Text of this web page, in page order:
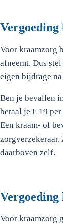
Voor kraamzorg
afneemt. Dus
eigen bijdrage
Ben je bevallen
betaal je € 19
Een kraam- of
daarboven zelf.
Voor kraamzorg